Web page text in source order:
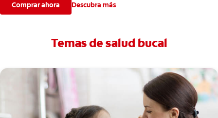
Comprar ahora Descubra más
Temas de salud bucal